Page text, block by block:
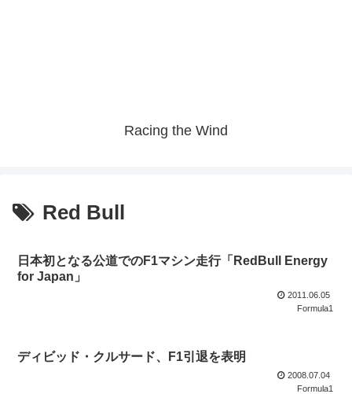
Racing the Wind
Red Bull
日本初となる公道でのF1マシン走行「RedBull Energy
for Japan」
2011.06.05
Formula1
ディビッド・クルサード、F1引退を表明
2008.07.04
Formula1